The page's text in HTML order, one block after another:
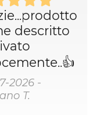
descritto
2026 -
T.